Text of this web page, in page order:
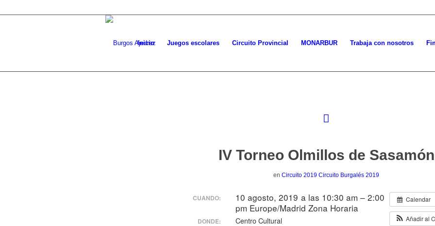
Inicio Juegos escolares Circuito Provincial MONARBUR Trabaja con nosotros
IV Torneo Olmillos de Sasamón
en Circuito 2019 Circuito Burgalés 2019
Calendar
Añadir al
CUANDO:
10 agosto, 2019 a las 10:30 am – 2:00
pm Europe/Madrid Zona Horaria
DONDE: Centro Cultural